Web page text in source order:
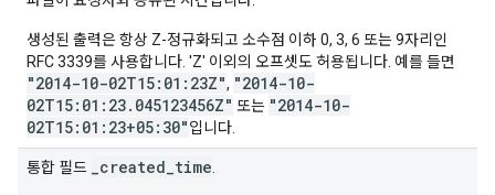
생성된 출력은 항상 Z-정규화되고 소수점 이하 0, 3, 6 또는 9자리인
RFC 3339를 사용합니다. 'Z' 이외의 오프셋도 허용됩니다. 예를 들면
"2014-10-02T15:01:23Z", "2014-10-
02T15:01:23.045123456Z" 또는 "2014-10-
02T15:01:23+05:30"입니다.
통합 필드 _created_time